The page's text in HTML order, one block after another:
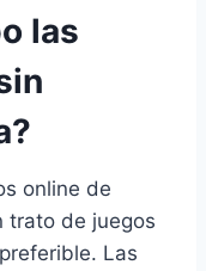
las
online de
trato de juegos
Las